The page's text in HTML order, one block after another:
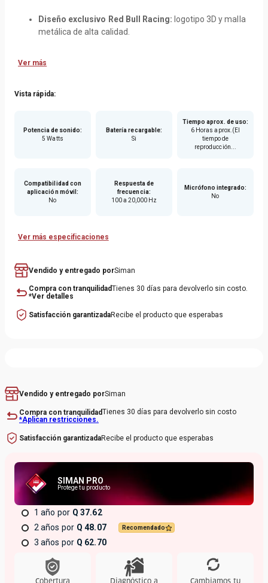
Diseño exclusivo Red Bull Racing: logotipo 3D y malla
metálica de alta calidad.
Ver más
Vista rápida:
Potencia de sonido:
5 Watts
Batería recargable:
Si
Tiempo aprox. de uso:
6 Horas aprox.(El
tiempo de
reproducción...
Compatibilidad con
aplicación móvil :
No
Respuesta de
frecuencia:
100 a 20,000 Hz
Micrófono integrado:
No
Ver más especificaciones
Vendido y entregado porSiman
Compra con tranquilidadTienes 30 días para devolverlo sin costo.
*Ver detalles
Satisfacción garantizadaRecibe el producto que esperabas
Vendido y entregado porSiman
Compra con tranquilidadTienes 30 días para devolverlo sin costo
*Aplican restricciones.
Satisfacción garantizadaRecibe el producto que esperabas
SIMAN PRO
Protege tu producto
1 año
Q 37.62
2 años
Q 48.07 Recomendado
3 años Q 62.70